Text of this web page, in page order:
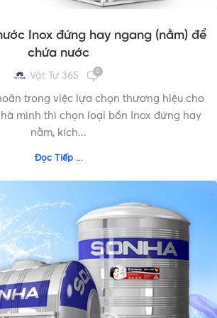
Inox đứng hay ngang (nằm) để
chứa nước
Vật Tư 365 0
trong việc lựa chọn thương hiệu cho
mình thì chọn loại bồn Inox đứng hay
nằm, kích...
Đọc Tiếp ...